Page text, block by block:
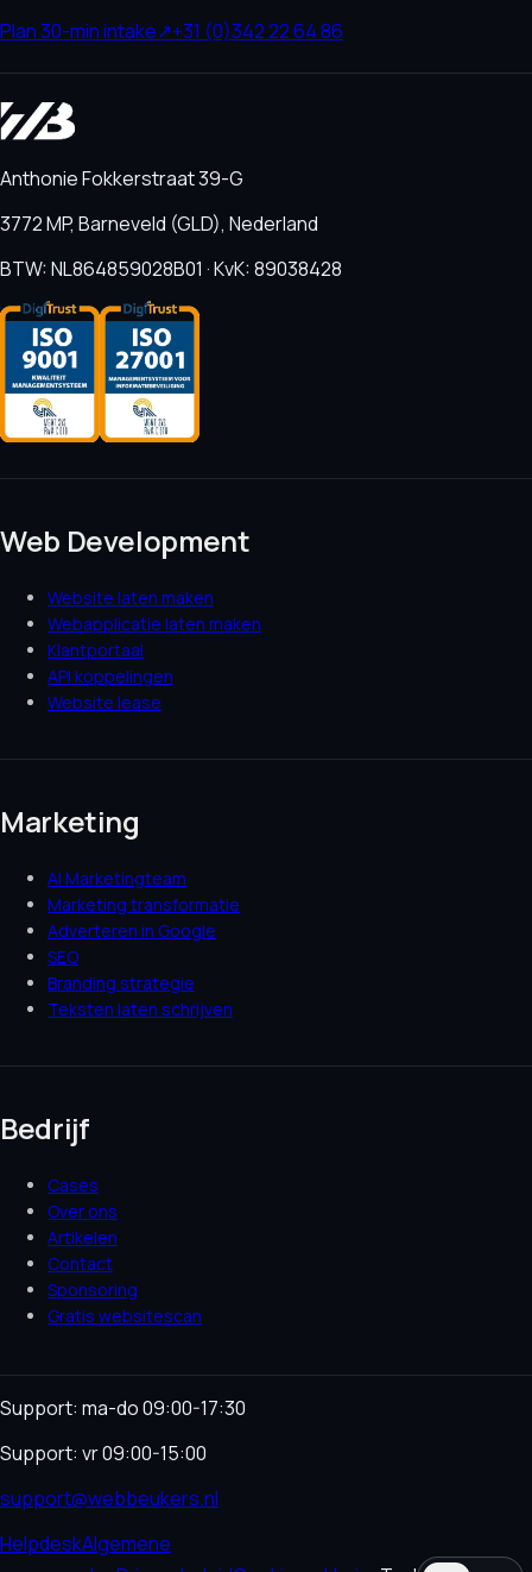
Plan 30-min intake↗+31 (0)342 22 64 86
Anthonie Fokkerstraat 39-G
3772 MP, Barneveld (GLD), Nederland
BTW: NL864859028B01 · KvK: 89038428
Web Development
Website laten maken
Webapplicatie laten maken
Klantportaal
API koppelingen
Website lease
Marketing
AI Marketingteam
Marketing transformatie
Adverteren in Google
SEO
Branding strategie
Teksten laten schrijven
Bedrijf
Cases
Over ons
Artikelen
Contact
Sponsoring
Gratis websitescan
Support: ma-do 09:00-17:30
Support: vr 09:00-15:00
support@webbeukers.nl
HelpdeskAlgemene